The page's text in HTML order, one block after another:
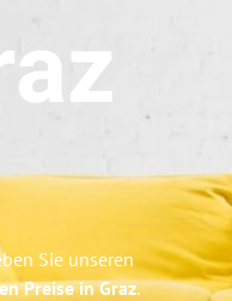
Sie unseren
Preise in Graz.